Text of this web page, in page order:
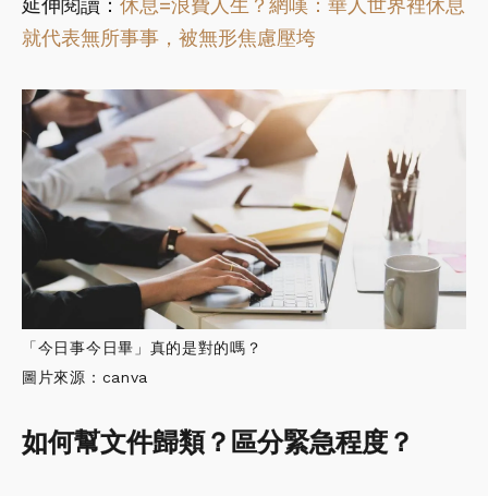
就代表無所事事，被無形焦慮壓垮
「今日事今日畢」真的是對的嗎？
圖片來源：canva
如何幫文件歸類？區分緊急程度？